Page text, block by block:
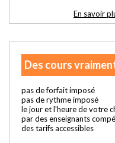
En savoir
Des cours
pas de forfait imposé
pas de rythme imposé
le jour et l'heure de votre
par des enseignants
des tarifs accessibles